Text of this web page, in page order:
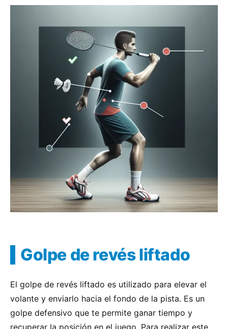
Golpe de revés liftado
El golpe de revés liftado es utilizado para elevar el
volante y enviarlo hacia el fondo de la pista. Es un
golpe defensivo que te permite ganar tiempo y
recuperar la posición en el juego. Para realizar este